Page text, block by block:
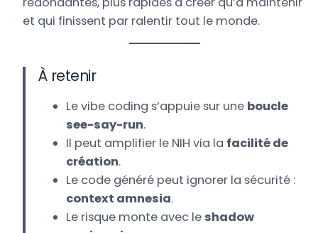
et qui finissent par ralentir tout le monde.
À retenir
Le vibe coding s’appuie sur une boucle
see-say-run.
Il peut amplifier le NIH via la facilité de
création.
Le code généré peut ignorer la sécurité :
context amnesia.
Le risque monte avec le shadow